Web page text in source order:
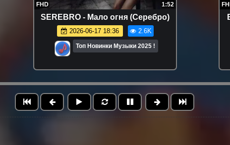
FHD 1:52
SEREBRO - Мало огня (Серебро)
2026-06-17 18:36 2.6K
Топ Новинки Музыки 2025 !